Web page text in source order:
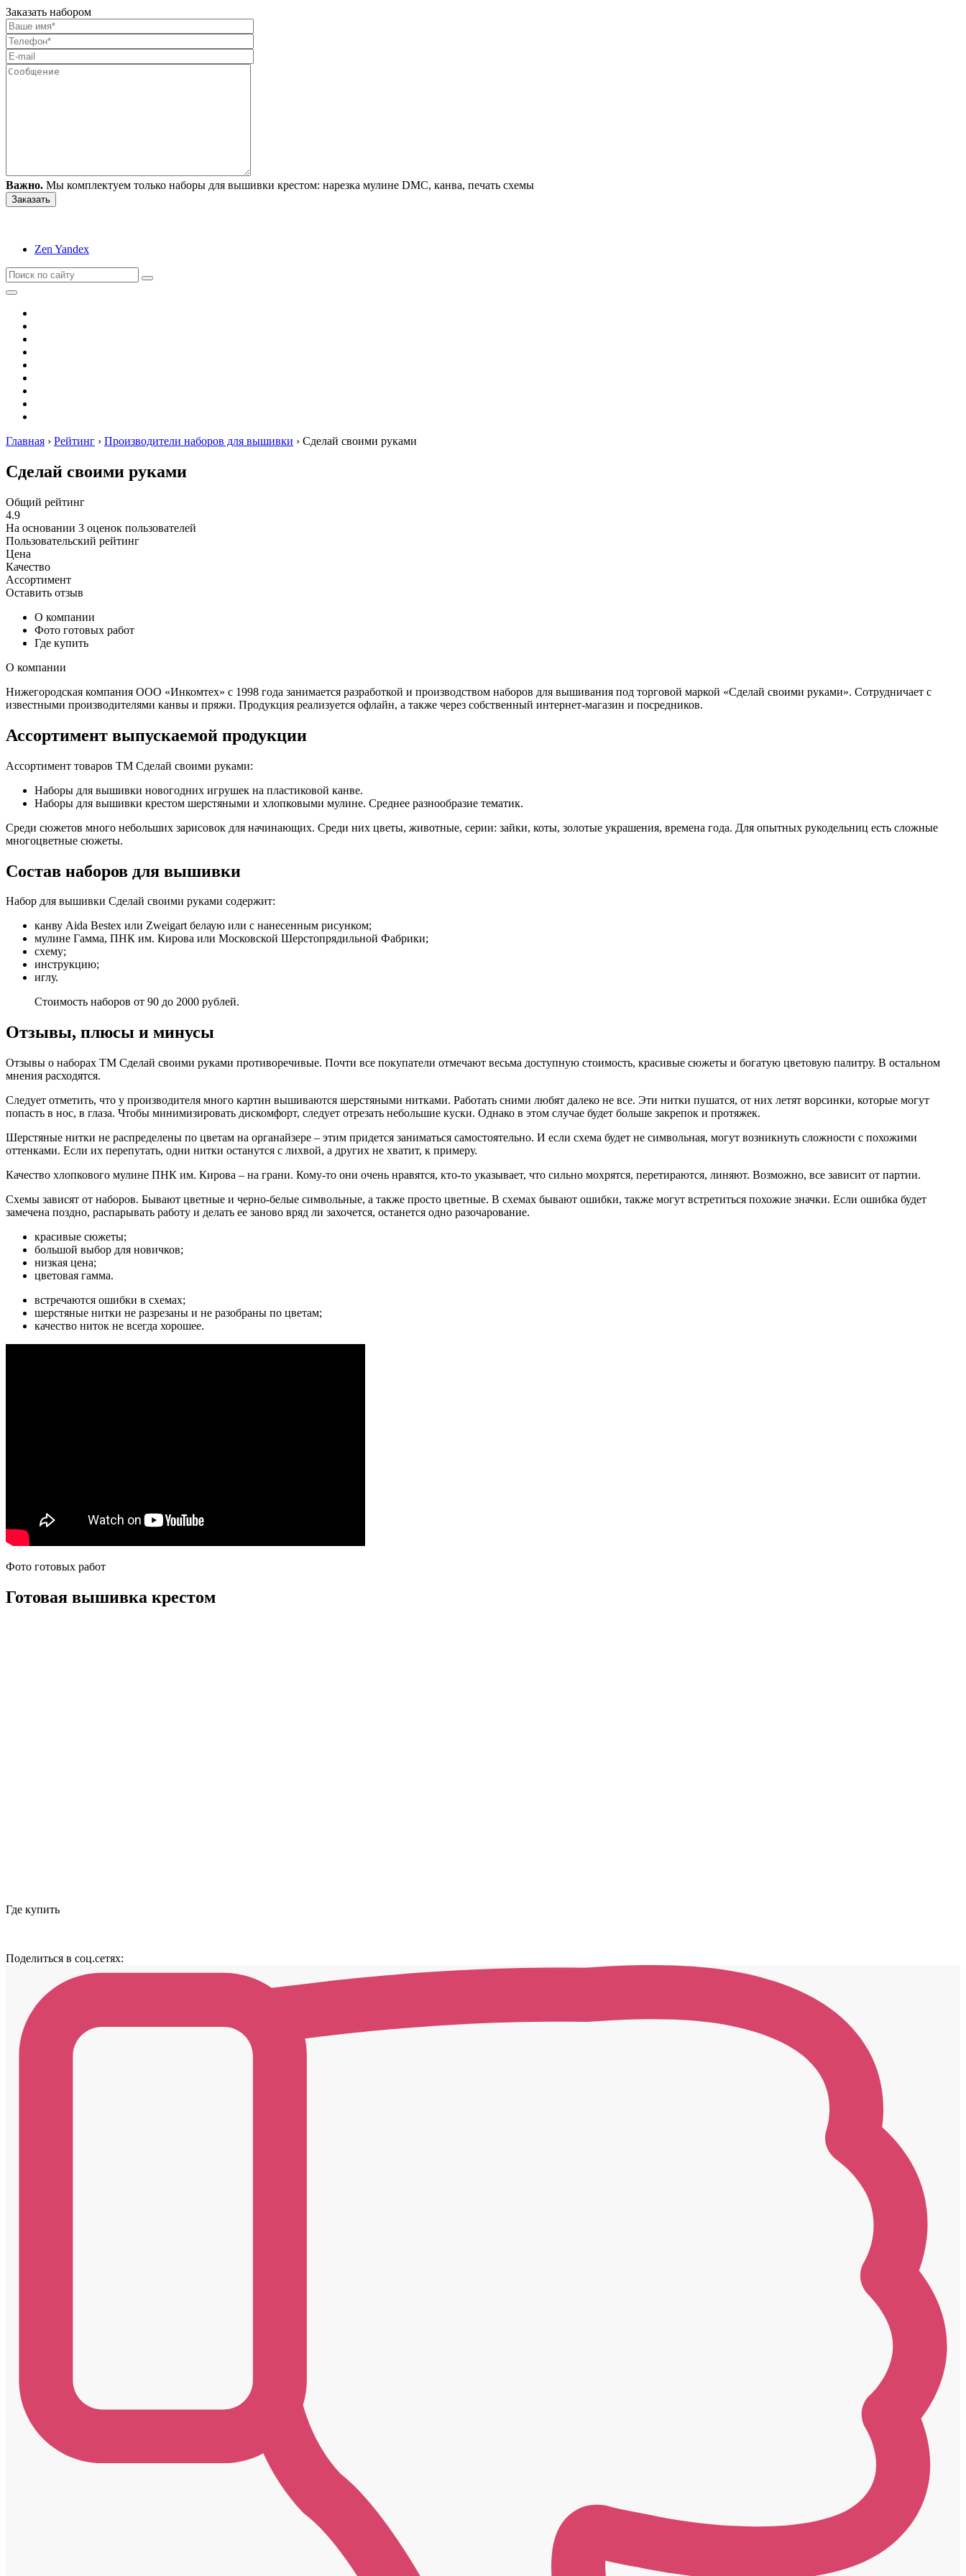
Заказать набором
Важно. Мы комплектуем только наборы для вышивки крестом: нарезка мулине DMC, канва, печать схемы
Zen Yandex
Главная › Рейтинг › Производители наборов для вышивки › Сделай своими руками
Сделай своими руками
Общий рейтинг
4.9
На основании 3 оценок пользователей
Пользовательский рейтинг
Цена
Качество
Ассортимент
Оставить отзыв
О компании
Фото готовых работ
Где купить
О компании
Нижегородская компания ООО «Инкомтех» с 1998 года занимается разработкой и производством наборов для вышивания под торговой маркой «Сделай своими руками». Сотрудничает с
известными производителями канвы и пряжи. Продукция реализуется офлайн, а также через собственный интернет-магазин и посредников.
Ассортимент выпускаемой продукции
Ассортимент товаров ТМ Сделай своими руками:
Наборы для вышивки новогодних игрушек на пластиковой канве.
Наборы для вышивки крестом шерстяными и хлопковыми мулине. Среднее разнообразие тематик.
Среди сюжетов много небольших зарисовок для начинающих. Среди них цветы, животные, серии: зайки, коты, золотые украшения, времена года. Для опытных рукодельниц есть сложные
многоцветные сюжеты.
Состав наборов для вышивки
Набор для вышивки Сделай своими руками содержит:
канву Aida Bestex или Zweigart белаую или с нанесенным рисунком;
мулине Гамма, ПНК им. Кирова или Московской Шерстопрядильной Фабрики;
схему;
инструкцию;
иглу.
Стоимость наборов от 90 до 2000 рублей.
Отзывы, плюсы и минусы
Отзывы о наборах ТМ Сделай своими руками противоречивые. Почти все покупатели отмечают весьма доступную стоимость, красивые сюжеты и богатую цветовую палитру. В остальном
мнения расходятся.
Следует отметить, что у производителя много картин вышиваются шерстяными нитками. Работать сними любят далеко не все. Эти нитки пушатся, от них летят ворсинки, которые могут
попасть в нос, в глаза. Чтобы минимизировать дискомфорт, следует отрезать небольшие куски. Однако в этом случае будет больше закрепок и протяжек.
Шерстяные нитки не распределены по цветам на органайзере – этим придется заниматься самостоятельно. И если схема будет не символьная, могут возникнуть сложности с похожими
оттенками. Если их перепутать, одни нитки останутся с лихвой, а других не хватит, к примеру.
Качество хлопкового мулине ПНК им. Кирова – на грани. Кому-то они очень нравятся, кто-то указывает, что сильно мохрятся, перетираются, линяют. Возможно, все зависит от партии.
Схемы зависят от наборов. Бывают цветные и черно-белые символьные, а также просто цветные. В схемах бывают ошибки, также могут встретиться похожие значки. Если ошибка будет
замечена поздно, распарывать работу и делать ее заново вряд ли захочется, останется одно разочарование.
красивые сюжеты;
большой выбор для новичков;
низкая цена;
цветовая гамма.
встречаются ошибки в схемах;
шерстяные нитки не разрезаны и не разобраны по цветам;
качество ниток не всегда хорошее.
Фото готовых работ
Готовая вышивка крестом
Где купить
Поделиться в соц.сетях: